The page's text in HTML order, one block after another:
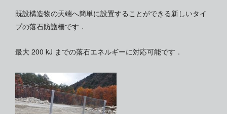
既設構造物の天端へ簡単に設置することができる新しいタイ
プの落石防護柵です．
最大 200 kJ までの落石エネルギーに対応可能です．